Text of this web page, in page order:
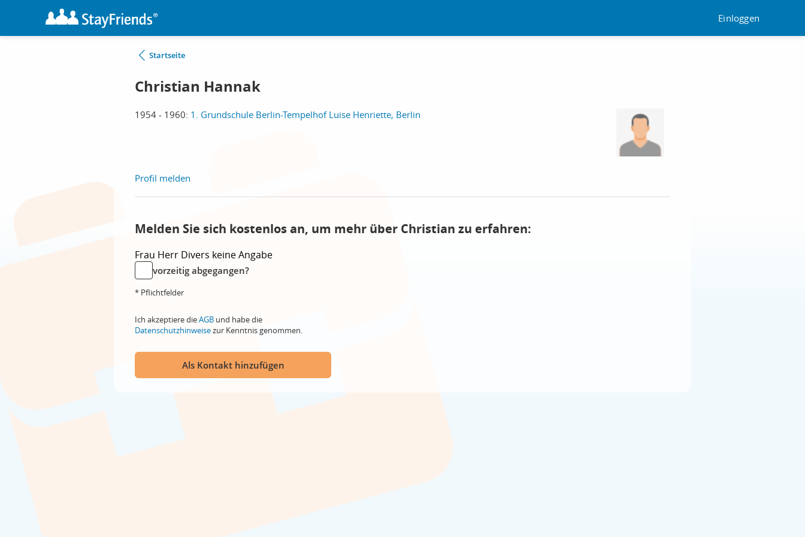
Einloggen
Startseite
Christian Hannak
1954 - 1960: 1. Grundschule Berlin-Tempelhof Luise Henriette, Berlin
Profil melden
Melden Sie sich kostenlos an, um mehr über Christian zu erfahren:
Frau Herr Divers keine Angabe
vorzeitig abgegangen?
* Pflichtfelder
Ich akzeptiere dieAGB und habe die
Datenschutzhinweisezur Kenntnis genommen.
Als Kontakt hinzufügen